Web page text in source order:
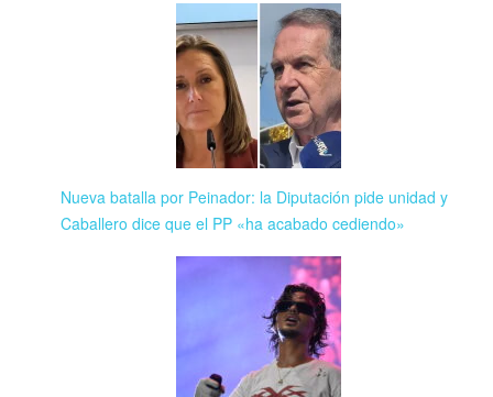
Nueva batalla por Peinador: la Diputación pide unidad y
Caballero dice que el PP «ha acabado cediendo»